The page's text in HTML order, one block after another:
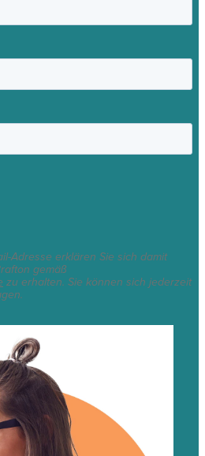
Adresse erklären Sie sich damit
gemäß
zu erhalten. Sie können sich jederzeit